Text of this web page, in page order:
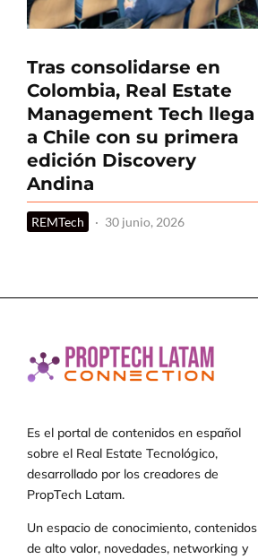
Tras consolidarse en
Colombia, Real Estate
Management Tech llega
a Chile con su primera
edición Discovery
Andina
REMTech · 30 junio, 2026
Es el portal de contenidos en español
sobre el Real Estate Tecnológico,
desarrollado por los creadores de
PropTech Latam.
Un espacio de conocimiento, contenidos
de alto valor, novedades, networking y